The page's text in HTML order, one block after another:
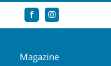
FacebookInstagram
Magazine